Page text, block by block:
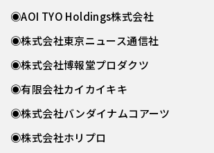
◉AOI TYO Holdings株式会社
◉株式会社東京ニュース通信社
◉株式会社博報堂プロダクツ
◉有限会社カイカイキキ
◉株式会社バンダイナムコアーツ
◉株式会社ホリプロ